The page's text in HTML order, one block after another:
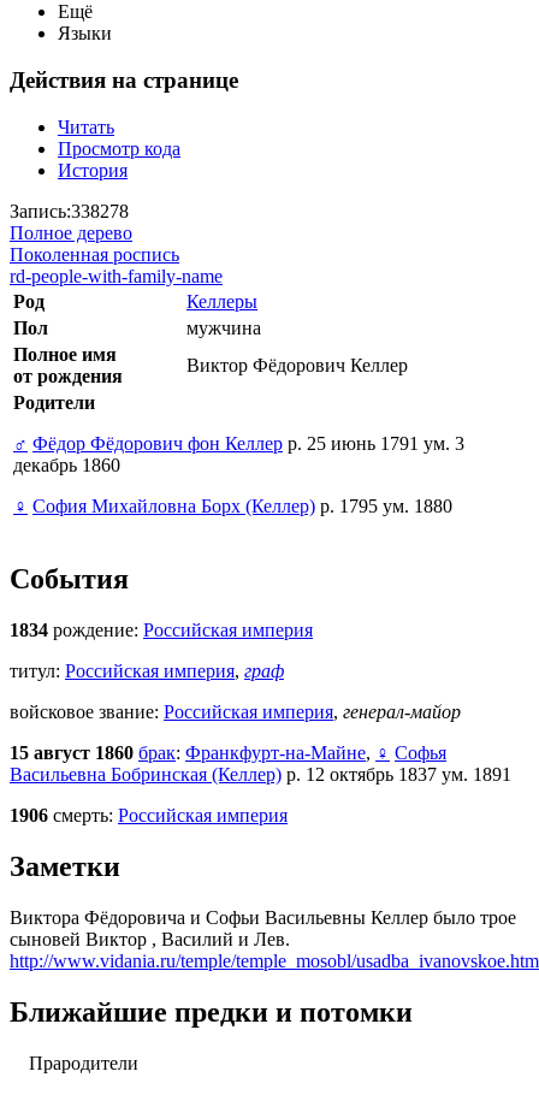
Ещё
Языки
Действия на странице
Читать
Просмотр кода
История
Запись:338278
Полное дерево
Поколенная роспись
rd-people-with-family-name
Род
Келлеры
Пол
мужчина
Полное имя
от рождения
Виктор Фёдорович Келлер
Родители
♂ Фёдор Фёдорович фон Келлер р. 25 июнь 1791 ум. 3
декабрь 1860
♀ София Михайловна Борх (Келлер) р. 1795 ум. 1880
События
1834 рождение: Российская империя
титул: Российская империя, граф
войсковое звание: Российская империя, генерал-майор
15 август 1860 брак: Франкфурт-на-Майне, ♀ Софья
Васильевна Бобринская (Келлер) р. 12 октябрь 1837 ум. 1891
1906 смерть: Российская империя
Заметки
Виктора Фёдоровича и Софьи Васильевны Келлер было трое
сыновей Виктор , Василий и Лев.
http://www.vidania.ru/temple/temple_mosobl/
Ближайшие предки и потомки
Прародители